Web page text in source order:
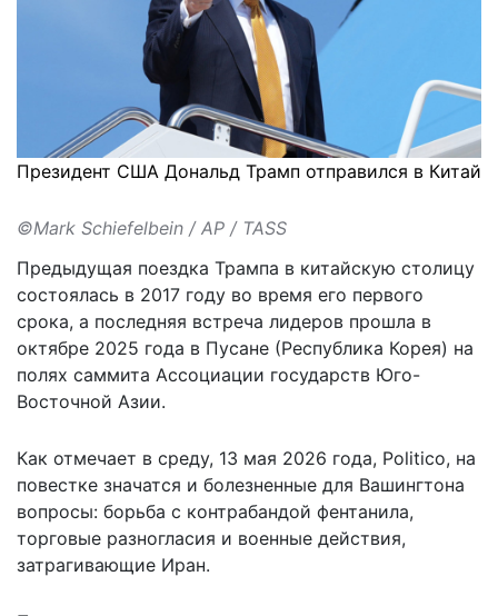
Президент США Дональд Трамп отправился в Китай
©Mark Schiefelbein / AP / TASS
Предыдущая поездка Трампа в китайскую столицу
состоялась в 2017 году во время его первого
срока, а последняя встреча лидеров прошла в
октябре 2025 года в Пусане (Республика Корея) на
полях саммита Ассоциации государств Юго-
Восточной Азии.
Как отмечает в среду, 13 мая 2026 года, Politico, на
повестке значатся и болезненные для Вашингтона
вопросы: борьба с контрабандой фентанила,
торговые разногласия и военные действия,
затрагивающие Иран.